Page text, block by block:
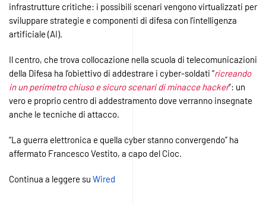
infrastrutture critiche: i possibili scenari vengono virtualizzati per
sviluppare strategie e componenti di difesa con l’intelligenza
artificiale (AI).
Il centro, che trova collocazione nella scuola di telecomunicazioni
della Difesa ha l’obiettivo di addestrare i cyber-soldati “ricreando
in un perimetro chiuso e sicuro scenari di minacce hacker”: un
vero e proprio centro di addestramento dove verranno insegnate
anche le tecniche di attacco.
“La guerra elettronica e quella cyber stanno convergendo” ha
affermato Francesco Vestito, a capo del Cioc.
Continua a leggere su Wired